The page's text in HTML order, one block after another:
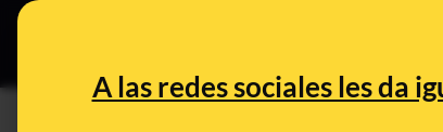
A las redes sociales les da